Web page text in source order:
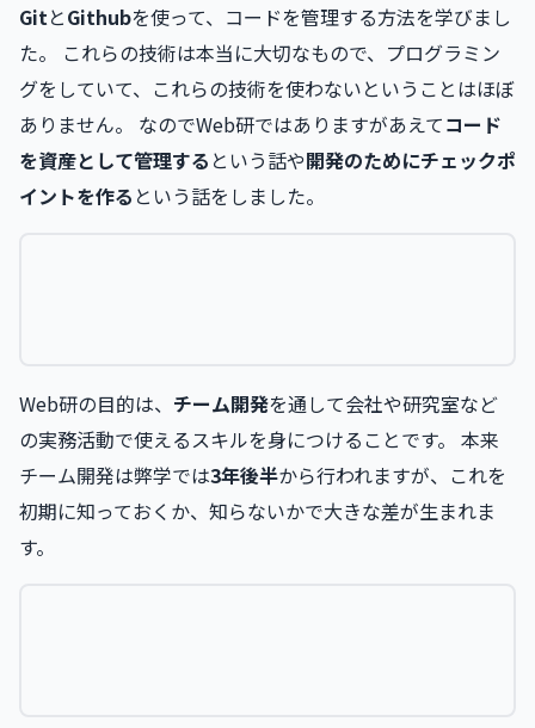
GitとGithubを使って、コードを管理する方法を学びまし
た。 これらの技術は本当に大切なもので、プログラミン
グをしていて、これらの技術を使わないということはほぼ
ありません。 なのでWeb研ではありますがあえてコード
を資産として管理する という話や開発のためにチェックポ
イントを作る という話をしました。
Web研の目的は、 チーム開発を通して会社や研究室など
の実務活動で使えるスキルを身につけることです。 本来
チーム開発は弊学では3年後半から行われますが、これを
初期に知っておくか、知らないかで大きな差が生まれま
す。